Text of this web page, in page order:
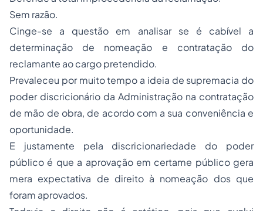
Sem razão.
Cinge-se a questão em analisar se é cabível a
determinação de nomeação e contratação do
reclamante ao cargo pretendido.
Prevaleceu por muito tempo a ideia de supremacia do
poder discricionário da Administração na contratação
de mão de obra, de acordo com a sua conveniência e
oportunidade.
E justamente pela discricionariedade do poder
público é que a aprovação em certame público gera
mera expectativa de direito à nomeação dos que
foram aprovados.